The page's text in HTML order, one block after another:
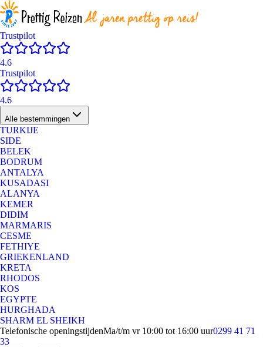
Trustpilot
4.6
Trustpilot
4.6
Alle bestemmingen
TURKIJE
SIDE
BELEK
BODRUM
ANTALYA
KUSADASI
ALANYA
KEMER
DIDIM
MARMARIS
CESME
FETHIYE
GRIEKENLAND
KRETA
RHODOS
KOS
EGYPTE
HURGHADA
SHARM EL SHEIKH
Telefonische openingstijdenMa/t/m vr 10:00 tot 16:00 uur0299 41 71
33